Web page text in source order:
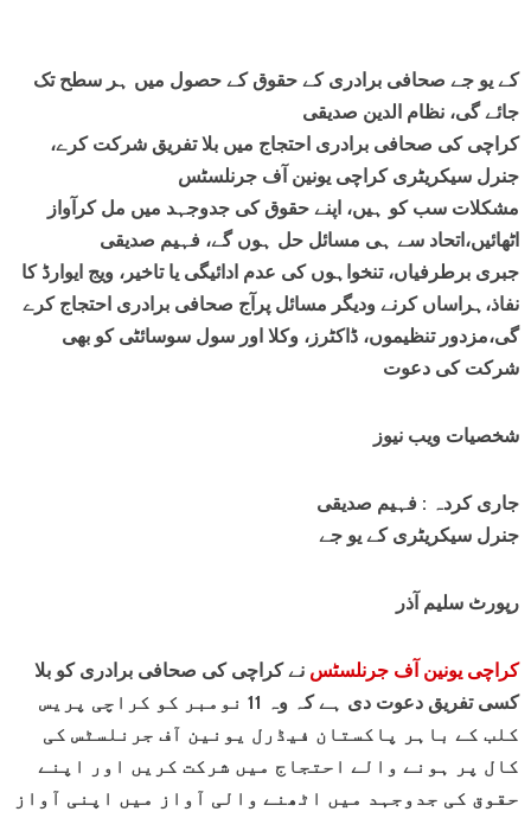
کے یو جے صحافی برادری کے حقوق کے حصول میں ہر سطح تک
جائے گی، نظام الدین صدیقی
کراچی کی صحافی برادری احتجاج میں بلا تفریق شرکت کرے،
جنرل سیکریٹری کراچی یونین آف جرنلسٹس
مشکلات سب کو ہیں‌، اپنے حقوق کی جدوجہد میں مل کرآواز
اٹھائیں،اتحاد سے ہی مسائل حل ہوں گے، فہیم صدیقی
جبری برطرفیاں، تنخواہوں کی عدم ادائیگی یا تاخیر، ویج ایوارڈ کا
نفاذ،ہراساں کرنے ودیگر مسائل پرآج صحافی برادری احتجاج کرے
گی،مزدور تنظیموں، ڈاکٹرز، وکلا اور سول سوسائٹی کو بھی
شرکت کی دعوت
شخصیات ویب نیوز
جاری کردہ : فہیم صدیقی
جنرل سیکریٹری کے یو جے
رپورٹ سلیم آذر
کراچی یونین آف جرنلسٹس نے کراچی کی صحافی برادری کو بلا
کسی تفریق دعوت دی ہے کہ وہ 11 نومبر کو کراچی پریس
کلب کے باہر پاکستان فیڈرل یونین آف جرنلسٹس کی
کال پر ہونے والے احتجاج میں شرکت کریں اور اپنے
حقوق کی جدوجہد میں اٹھنے والی آواز میں اپنی آواز